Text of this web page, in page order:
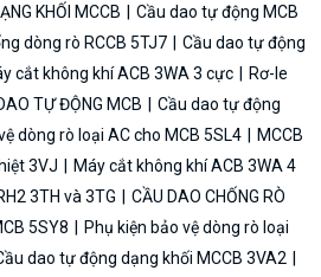
KHỐI MCCB
Cầu dao tự động MCB
dòng rò RCCB 5TJ7
Cầu dao tự động
cắt không khí ACB 3WA 3 cực
Rơ-le
TỰ ĐỘNG MCB
Cầu dao tự động
dòng rò loại AC cho MCB 5SL4
MCCB
3VJ
Máy cắt không khí ACB 3WA 4
3TH và 3TG
CẦU DAO CHỐNG RÒ
5SY8
Phụ kiện bảo vệ dòng rò loại
dao tự động dạng khối MCCB 3VA2